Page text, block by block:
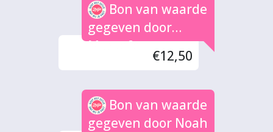
Bon van waarde
gegeven door
Mustafa
€12,50
Bon van waarde
gegeven door Noah